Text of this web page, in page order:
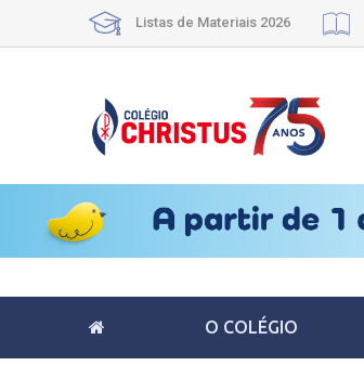
Listas de Materiais 2026
O COLÉGIO